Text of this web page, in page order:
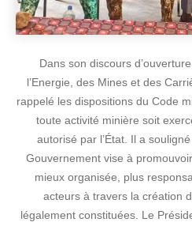
Dans son discours
l’Energie, des Mines et des
rappelé les dispositions du Code
toute activité minière soit
autorisé par l’État. Il a
Gouvernement vise à
mieux organisée, plus
acteurs à travers la création
légalement constituées. Le